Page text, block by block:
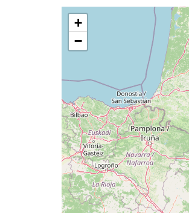
+
−